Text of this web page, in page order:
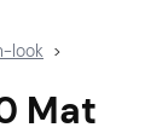
look >
Mat